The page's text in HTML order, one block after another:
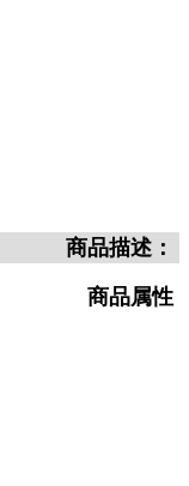
商品描述：
商品属性